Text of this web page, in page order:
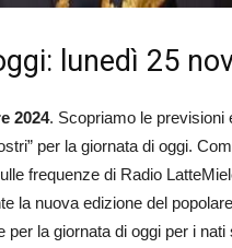
lunedì 25
2024. Scopriamo le previsioni
per la giornata di oggi.
frequenze di Radio
la nuova edizione del
la giornata di oggi per i nati